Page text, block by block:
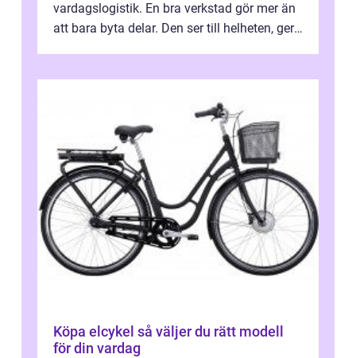
vardagslogistik. En bra verkstad gör mer än
att bara byta delar. Den ser till helheten, ger
Köpa elcykel så väljer du rätt modell
för din vardag